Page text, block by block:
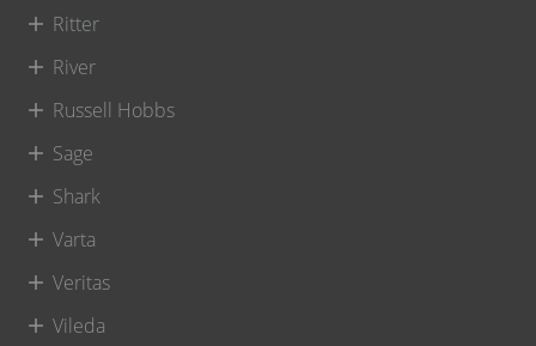
Ritter
River
Russell Hobbs
Sage
Shark
Varta
Veritas
Vileda